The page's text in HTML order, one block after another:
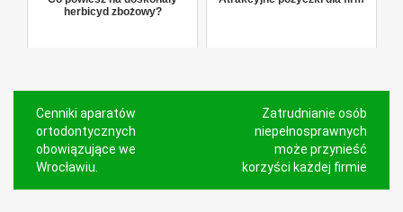
herbicyd zbożowy?
Nawigacja
wpisu
Cenniki aparatów
ortodontycznych
obowiązujące we
Wrocławiu.
Zatrudnianie osób
niepełnosprawnych
może przynieść
korzyści każdej firmie